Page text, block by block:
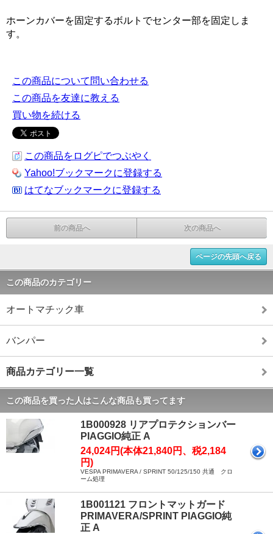
ホーンカバーを固定するボルトでセンター部を固定しま
す。
この商品について問い合わせる
この商品を友達に教える
買い物を続ける
この商品をログピでつぶやく
Yahoo!ブックマークに登録する
はてなブックマークに登録する
前の商品へ 次の商品へ
ページの先頭へ戻る
この商品のカテゴリー
オートマチック車
バンパー
商品カテゴリー一覧
この商品を買った人はこんな商品も買ってます
1B000928 リアプロテクションバー
PIAGGIO純正 A
24,024円(本体21,840円、税2,184
円)
VESPA PRIMAVERA / SPRINT 50/125/150 共通 クロ
ーム処理
1B001121 フロントマットガード
PRIMAVERA/SPRINT PIAGGIO純
正 A